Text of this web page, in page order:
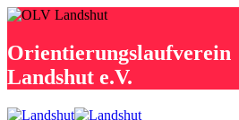
Orientierungslaufverein
Landshut e.V.